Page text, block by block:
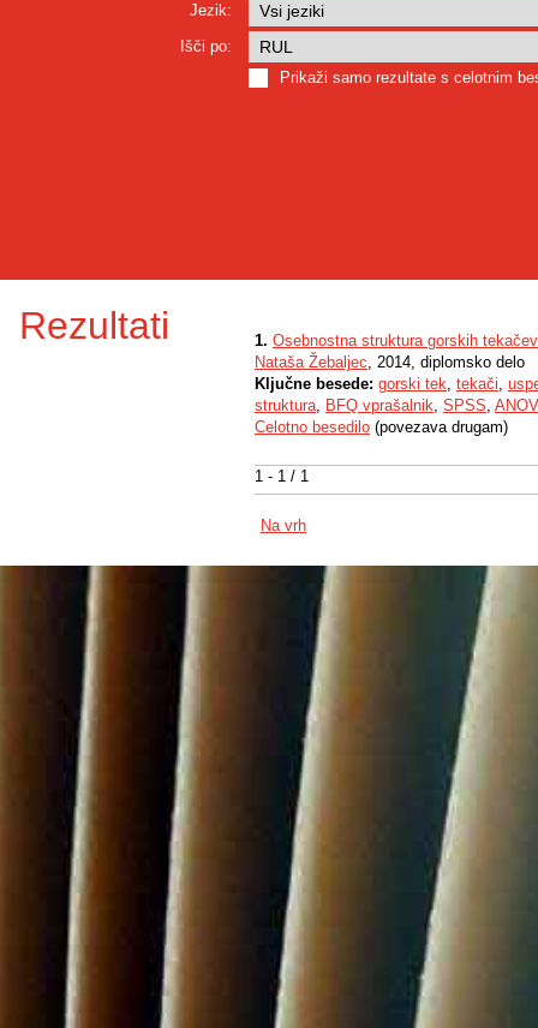
Jezik:
Išči po:
Prikaži samo rezultate s celotnim
Rezultati
1 - 1 / 1
1. Osebnostna struktura gorskih tekačev
Nataša Žebaljec, 2014, diplomsko delo
Ključne besede: gorski tek, tekači,
struktura, BFQ vprašalnik, SPSS,
Celotno besedilo (povezava drugam)
Na vrh